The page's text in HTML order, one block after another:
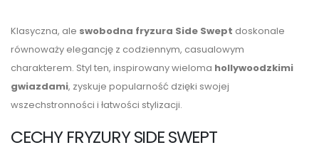
Klasyczna, ale swobodna fryzura Side Swept doskonale
równoważy elegancję z codziennym, casualowym
charakterem. Styl ten, inspirowany wieloma hollywoodzkimi
gwiazdami, zyskuje popularność dzięki swojej
wszechstronności i łatwości stylizacji.
CECHY FRYZURY SIDE SWEPT